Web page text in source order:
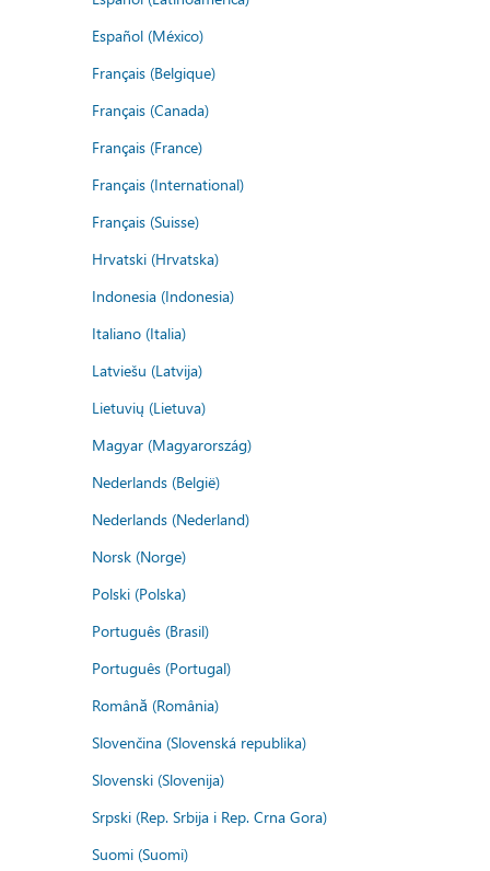
Español (México)
Français (Belgique)
Français (Canada)
Français (France)
Français (International)
Français (Suisse)
Hrvatski (Hrvatska)
Indonesia (Indonesia)
Italiano (Italia)
Latviešu (Latvija)
Lietuvių (Lietuva)
Magyar (Magyarország)
Nederlands (België)
Nederlands (Nederland)
Norsk (Norge)
Polski (Polska)
Português (Brasil)
Português (Portugal)
Română (România)
Slovenčina (Slovenská republika)
Slovenski (Slovenija)
Srpski (Rep. Srbija i Rep. Crna Gora)
Suomi (Suomi)